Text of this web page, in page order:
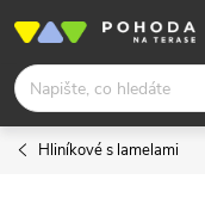
obsah
Hliníkové s lamelami